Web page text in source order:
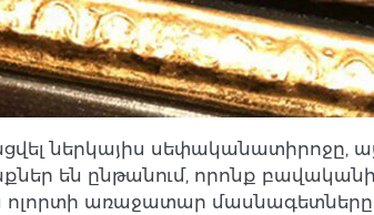
ներկայիս սեփականատիրոջը,
են ընթանում, որոնք
ոլորտի առաջատար